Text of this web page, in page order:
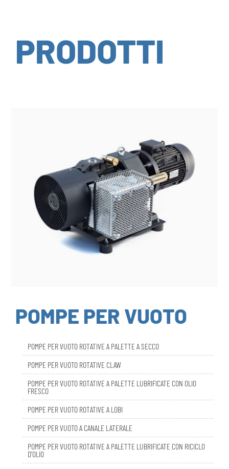
PRODOTTI
POMPE PER VUOTO
POMPE PER VUOTO ROTATIVE CLAW
POMPE PER VUOTO ROTATIVE A PALETTE LUBRIFICATE CON OLIO
FRESCO
POMPE PER VUOTO ROTATIVE A LOBI
POMPE PER VUOTO A CANALE LATERALE
POMPE PER VUOTO ROTATIVE A PALETTE LUBRIFICATE CON RICICLO
D’OLIO
DBL SMART